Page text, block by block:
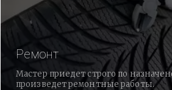
Ремонт
Мастер приедет строго по
произведет ремонтные работы.